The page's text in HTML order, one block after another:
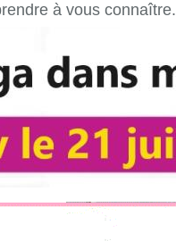
à vous connaître.